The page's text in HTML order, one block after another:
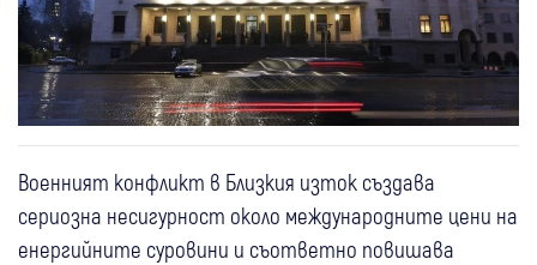
Военният конфликт в Близкия изток създава
сериозна несигурност около международните цени на
енергийните суровини и съответно повишава